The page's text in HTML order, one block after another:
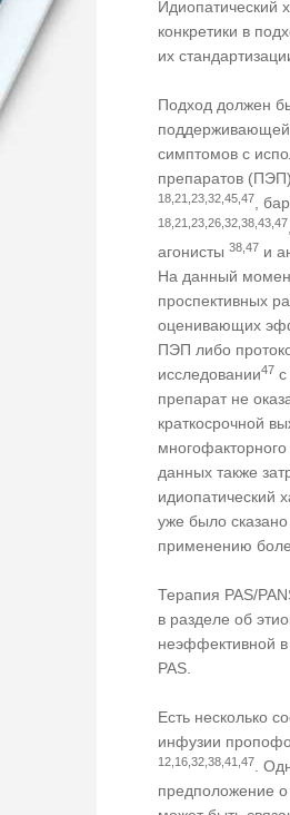
Идиопатический
конкретики в
их
Подход должен
поддерживающей
симптомов с
препаратов
18,21,23,32,45,47,
18,21,23,26,32,38,43,47
агонисты 38,47 и
На данный
проспективных
оценивающих
ПЭП либо
исследовании47
препарат не
краткосрочной
данных также
идиопатический
уже было
применению
Терапия PAS/
в разделе об
неэффективной в
PAS.
Есть несколько
инфузии
12,16,32,38,41,47.
предположение